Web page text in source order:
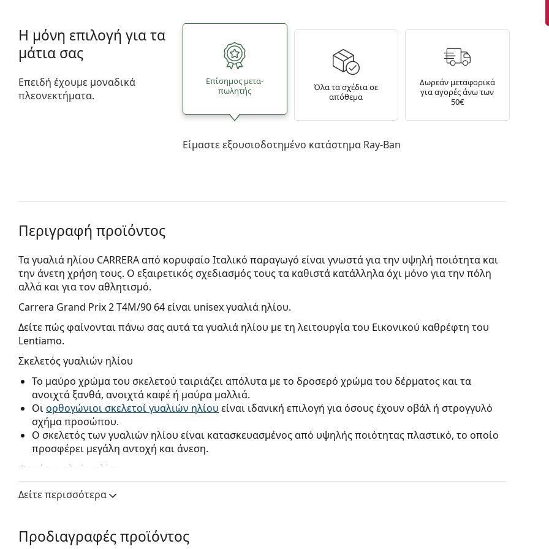
Η μόνη επιλογή για τα
μάτια σας
Επειδή έχουμε μοναδικά
πλεονεκτήματα.
Επίσημος μετα­
πωλητής
Όλα τα σχέδια σε
απόθεμα
Δωρεάν μεταφορικά
για αγορές άνω των
50€
Είμαστε εξουσιοδοτημένο κατάστημα Ray-Ban
Περιγραφή προϊόντος
Τα γυαλιά ηλίου CARRERA από κορυφαίο Ιταλικό παραγωγό είναι γνωστά για την υψηλή ποιότητα και
την άνετη χρήση τους. Ο εξαιρετικός σχεδιασμός τους τα καθιστά κατάλληλα όχι μόνο για την πόλη
αλλά και για τον αθλητισμό.
Carrera Grand Prix 2 T4M/90 64είναι unisex γυαλιά ηλίου.
Δείτε πώς φαίνονται πάνω σας αυτά τα γυαλιά ηλίου με τη λειτουργία του Εικονικού καθρέφτη του
Lentiamo.
Σκελετός γυαλιών ηλίου
Το μαύρο χρώμα του σκελετού ταιριάζει απόλυτα με το δροσερό χρώμα του δέρματος και τα
ανοιχτά ξανθά, ανοιχτά καφέ ή μαύρα μαλλιά.
Οιορθογώνιοι σκελετοί γυαλιών ηλίου είναι ιδανική επιλογή για όσους έχουν οβάλ ή στρογγυλό
σχήμα προσώπου.
Ο σκελετός των γυαλιών ηλίου είναι κατασκευασμένος από υψηλής ποιότητας πλαστικό, το οποίο
προσφέρει μεγάλη αντοχή και άνεση.
Φακός γυαλιών ηλίου
Οι γκρι φακοί μειώνουν την ένταση του φωτός χωρίς να επηρεάζουν την αντίθεση ή να
αλλοιώνουν τα χρώματα.
το κάτω μέρος του φακού είναι το πιο φωτεινό. Η πιο σκούρα απόχρωση στην κορυφή επιτρέπει το
φιλτράρισμα του άμεσου ηλιακού φωτός και η πιο ανοιχτή απόχρωση στο κάτω μέρος εξασφαλίζει
Δείτε περισσότερα
Προδιαγραφές προϊόντος